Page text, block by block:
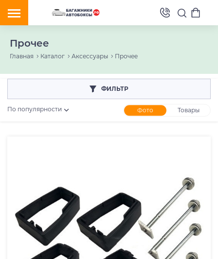
Прочее
Главная Каталог Аксессуары Прочее
ФИЛЬТР
По популярности Фото Товары
Производитель